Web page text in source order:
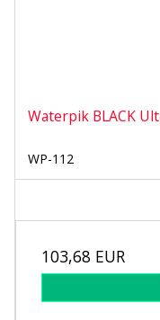
Waterpik BLACK
WP-112
103,68 EUR